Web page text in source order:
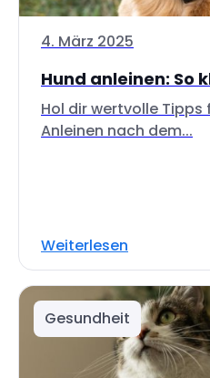
4. März 2025
Hund anleinen: So
Hol dir wertvolle
Anleinen nach dem...
Weiterlesen
Gesundheit